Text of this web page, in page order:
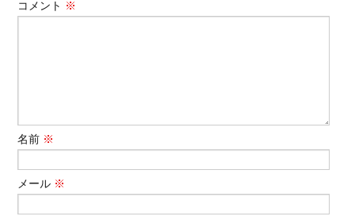
コメント ※
名前 ※
メール ※